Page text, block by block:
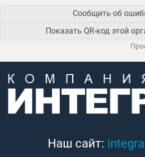
Сообщить об
Показать QR-код этой
Наш сайт: